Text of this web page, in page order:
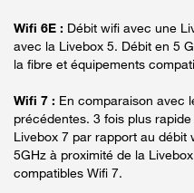
Wifi 6E : Débit wifi avec une
avec la Livebox 5. Débit en 5
la fibre et équipements
Wifi 7 : En comparaison avec
précédentes. 3 fois plus
Livebox 7 par rapport au débit
5GHz à proximité de la
compatibles Wifi 7.